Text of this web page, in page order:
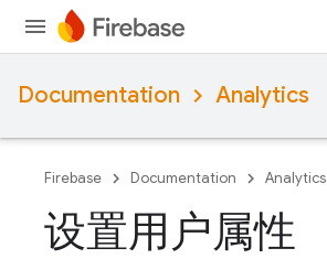
Documentation Analytics
Firebase Documentation Analytics
设置用户属性